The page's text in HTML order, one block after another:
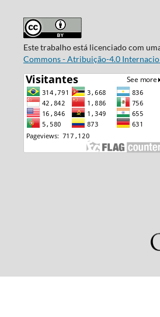
Este trabalho está licenciado com
Commons - Atribuição-4.0